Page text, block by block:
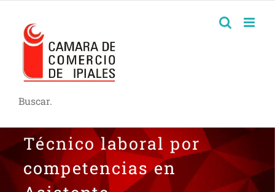
Buscar.
Técnico laboral por
competencias en